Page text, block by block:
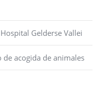
Gelderse Vallei
de acogida de animales